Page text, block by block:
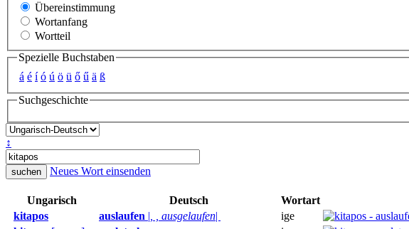
Übereinstimmung
Wortanfang
Wortteil
Spezielle Buchstaben
á é í ó ú ö ü ő ű ä ß
Suchgeschichte
↕
Neues Wort einsenden
Ungarisch Deutsch Wortart
kitapos
auslaufen | , , ausgelaufen|
ige